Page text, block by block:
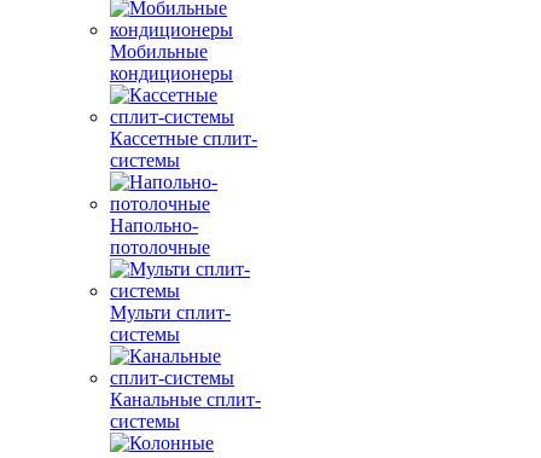
Мобильные
кондиционеры
Кассетные сплит-
системы
Напольно-
потолочные
Мульти сплит-
системы
Канальные сплит-
системы